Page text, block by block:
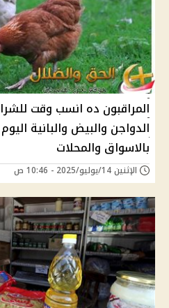
المراقبون ده انسب وقت
بالاسواق والمحلات
الإثنين 14/يوليو/2025 - 10:46 ص